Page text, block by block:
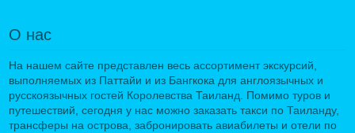
О нас
На нашем сайте представлен весь ассортимент экскурсий,
выполняемых из Паттайи и из Бангкока для англоязычных и
русскоязычных гостей Королевства Таиланд. Помимо туров и
путешествий, сегодня у нас можно заказать такси по Таиланду,
трансферы на острова, забронировать авиабилеты и отели по